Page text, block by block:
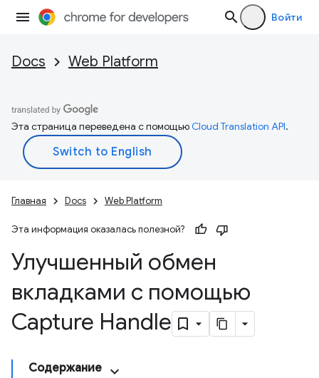
Войти
Docs Web Platform
Эта страница переведена с помощьюCloud Translation API.
Главная Docs Web Platform
Эта информация оказалась полезной?
Улучшенный обмен
вкладками с помощью
Capture Handle
Содержание